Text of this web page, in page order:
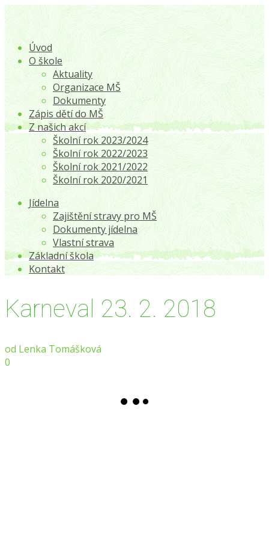
Úvod
O škole
Aktuality
Organizace MŠ
Dokumenty
Zápis dětí do MŠ
Z našich akcí
Školní rok 2023/2024
Školní rok 2022/2023
Školní rok 2021/2022
Školní rok 2020/2021
Jídelna
Zajištění stravy pro MŠ
Dokumenty jídelna
Vlastní strava
Základní škola
Kontakt
Karneval 23. 2. 2018
od Lenka Tomášková
0